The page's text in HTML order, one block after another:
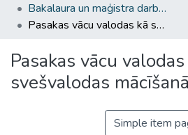
Bakalaura un maģistra darbi (HZF) / Bachelor's and Master's theses
Pasakas vācu valodas kā svešvalodas mācīšanā bērniem
Pasakas vācu
svešvalodas
Simple item